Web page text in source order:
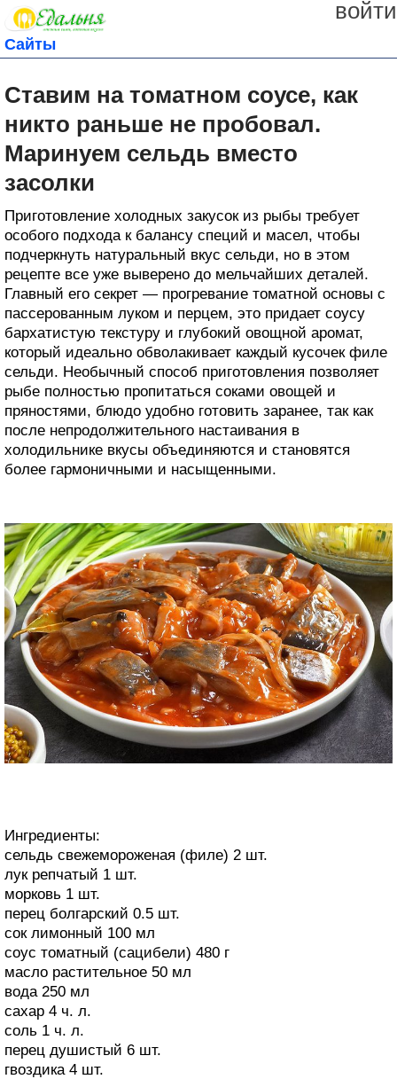
войти
Сайты
Ставим на томатном соусе, как
никто раньше не пробовал.
Маринуем сельдь вместо
засолки
Приготовление холодных закусок из рыбы требует
особого подхода к балансу специй и масел, чтобы
подчеркнуть натуральный вкус сельди, но в этом
рецепте все уже выверено до мельчайших деталей.
Главный его секрет — прогревание томатной основы с
пассерованным луком и перцем, это придает соусу
бархатистую текстуру и глубокий овощной аромат,
который идеально обволакивает каждый кусочек филе
сельди. Необычный способ приготовления позволяет
рыбе полностью пропитаться соками овощей и
пряностями, блюдо удобно готовить заранее, так как
после непродолжительного настаивания в
холодильнике вкусы объединяются и становятся
более гармоничными и насыщенными.
Ингредиенты:
сельдь свежемороженая (филе) 2 шт.
лук репчатый 1 шт.
морковь 1 шт.
перец болгарский 0.5 шт.
сок лимонный 100 мл
соус томатный (сацибели) 480 г
масло растительное 50 мл
вода 250 мл
сахар 4 ч. л.
соль 1 ч. л.
перец душистый 6 шт.
гвоздика 4 шт.